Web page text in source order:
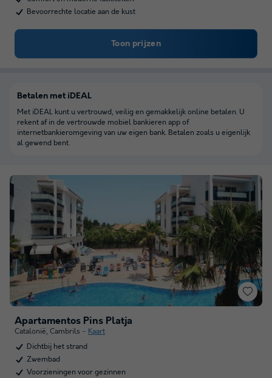
Bevoorrechte locatie aan de kust
Toon prijzen
Apartamentos Pins Platja
Catalonië, Cambrils
Kaart
Dichtbij het strand
Zwembad
Voorzieningen voor gezinnen
Betalen met iDEAL
Met iDEAL kunt u vertrouwd, veilig en gemakkelijk online betalen. U
rekent af in de vertrouwde mobiel bankieren app of
internetbankieromgeving van uw eigen bank. Betalen zoals u eigenlijk
al gewend bent.